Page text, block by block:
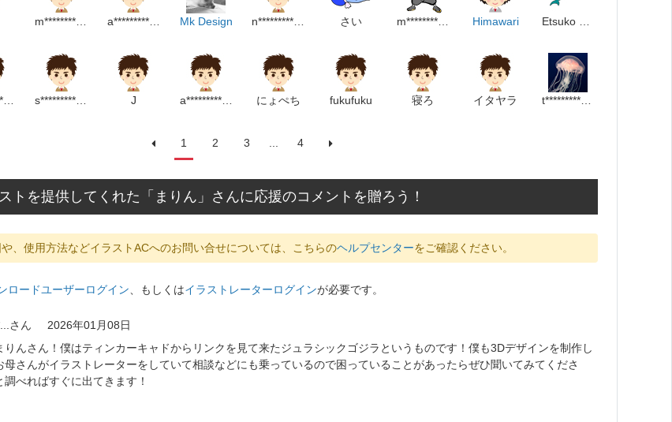
a*******************m Mk Design さい m******************m Himawari
J a******************p にょぺち fukufuku 寝ろ イタヤラ t********************p
1 2 3 ... 4
トを提供してくれた「まりん」さんに応援のコメントを贈ろう！
、使用方法などイラストACへのお問い合せについては、こちらのヘルプセンターをご確認ください。
ロードユーザーログイン、もしくはイラストレーターログインが必要です。
さん
2026年01月08日
りんさん！僕はティンカーキャドからリンクを見て来たジュラシックゴジラというものです！僕も3Dデザインを制作し
母さんがイラストレーターをしていて相談などにも乗っているので困っていることがあったらぜひ聞いてみてくださ
調べればすぐに出てきます！